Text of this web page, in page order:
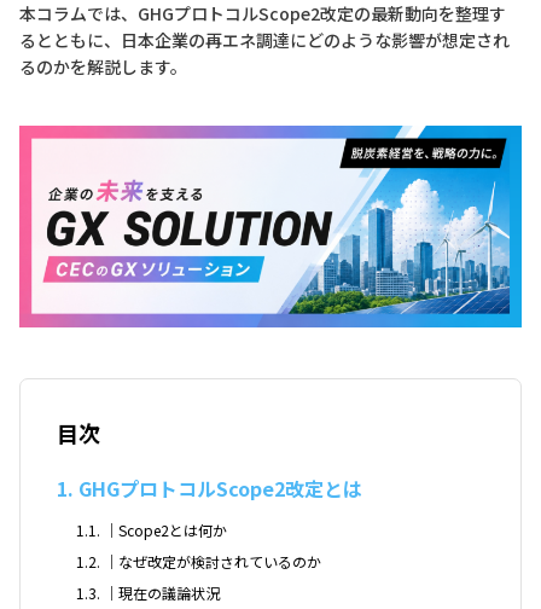
本コラムでは、GHGプロトコルScope2改定の最新動向を整理す
るとともに、日本企業の再エネ調達にどのような影響が想定され
るのかを解説します。
目次
1 GHGプロトコルScope2改定とは
1.1
｜Scope2とは何か
1.2
｜なぜ改定が検討されているのか
1.3
｜現在の議論状況